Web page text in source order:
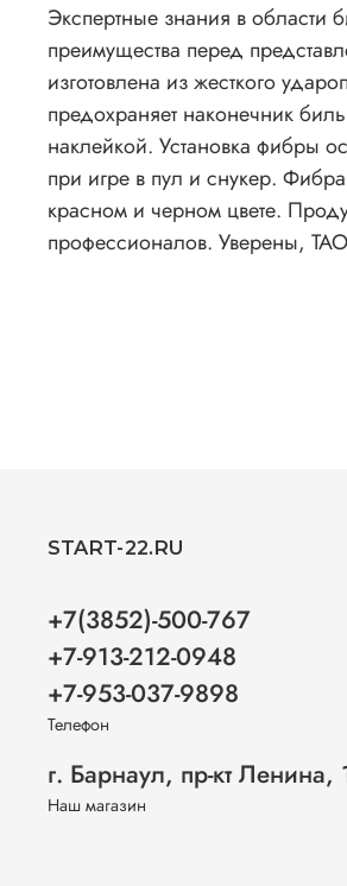
Экспертные знания в области
преимущества перед
изготовлена из жесткого
предохраняет наконечник
наклейкой. Установка фибры
при игре в пул и снукер.
красном и черном цвете.
профессионалов. Уверены,
START-22.RU
+7(3852)-500-767
+7-913-212-0948
+7-953-037-9898
Телефон
г. Барнаул, пр-кт
Наш магазин